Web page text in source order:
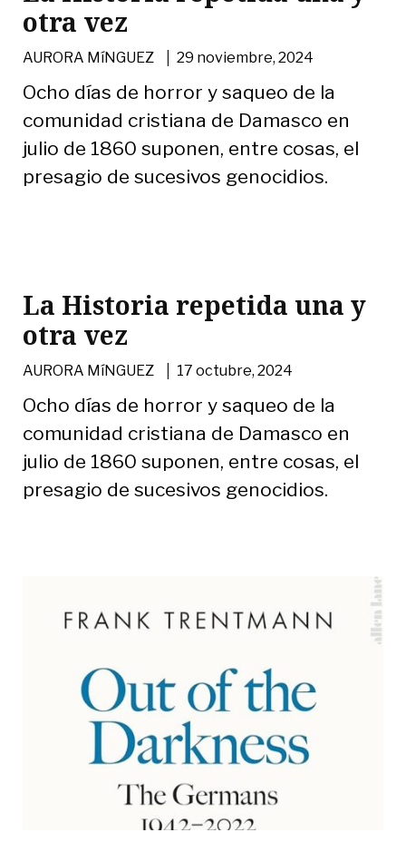
otra vez
AURORA MíNGUEZ |29 noviembre, 2024
Ocho días de horror y saqueo de la
comunidad cristiana de Damasco en
julio de 1860 suponen, entre cosas, el
presagio de sucesivos genocidios.
La Historia repetida una y
otra vez
AURORA MíNGUEZ | 17 octubre, 2024
Ocho días de horror y saqueo de la
comunidad cristiana de Damasco en
julio de 1860 suponen, entre cosas, el
presagio de sucesivos genocidios.